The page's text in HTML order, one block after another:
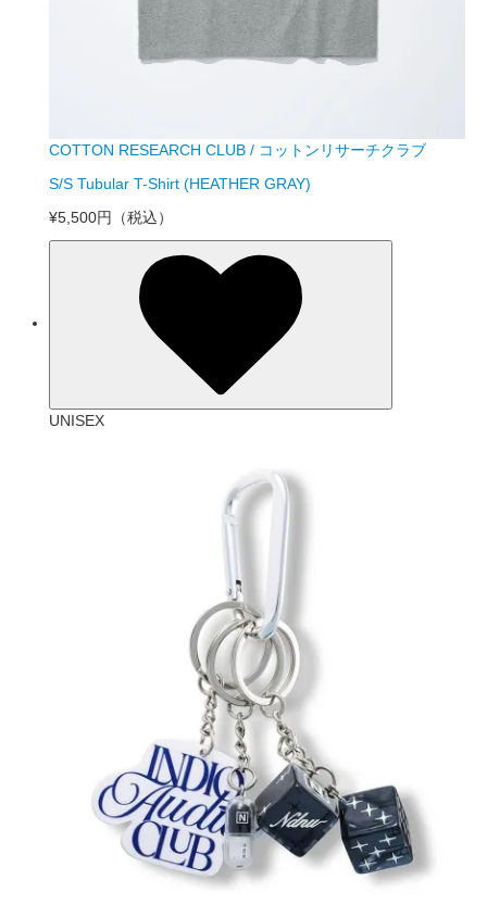
COTTON RESEARCH CLUB / コットンリサーチクラブ
S/S Tubular T-Shirt (HEATHER GRAY)
¥5,500円
（税込）
UNISEX